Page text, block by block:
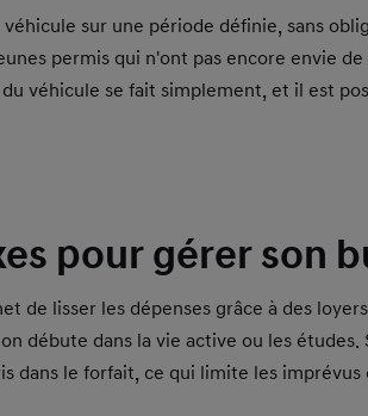
sur une période définie, sans
permis qui n'ont pas encore envie
véhicule se fait simplement, et il est
pour gérer son
de lisser les dépenses grâce à des
débute dans la vie active ou les
dans le forfait, ce qui limite les